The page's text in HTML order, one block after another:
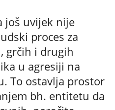
još uvijek nije
proces za
grčih i drugih
u agresiji na
To ostavlja prostor
bh. entitetu da